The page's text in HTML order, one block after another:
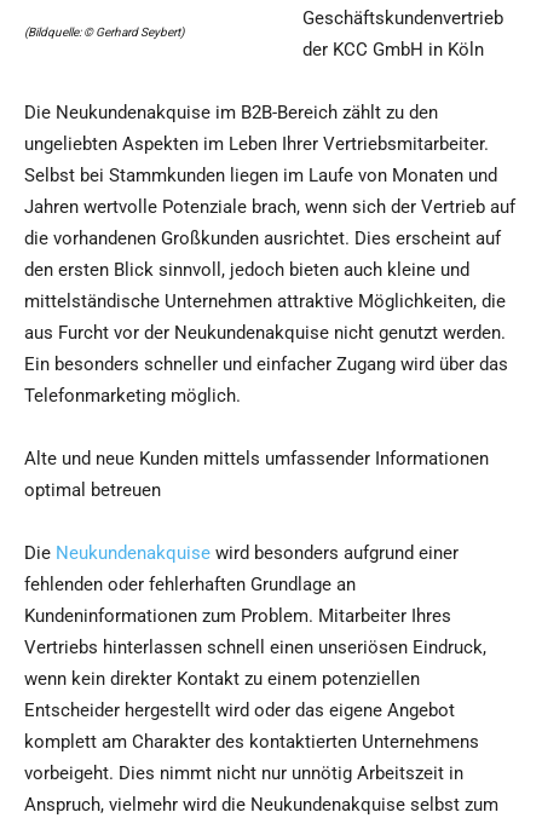
(Bildquelle: © Gerhard Seybert)
Geschäftskundenvertrieb
der KCC GmbH in Köln
Die Neukundenakquise im B2B-Bereich zählt zu den
ungeliebten Aspekten im Leben Ihrer Vertriebsmitarbeiter.
Selbst bei Stammkunden liegen im Laufe von Monaten und
Jahren wertvolle Potenziale brach, wenn sich der Vertrieb auf
die vorhandenen Großkunden ausrichtet. Dies erscheint auf
den ersten Blick sinnvoll, jedoch bieten auch kleine und
mittelständische Unternehmen attraktive Möglichkeiten, die
aus Furcht vor der Neukundenakquise nicht genutzt werden.
Ein besonders schneller und einfacher Zugang wird über das
Telefonmarketing möglich.
Alte und neue Kunden mittels umfassender Informationen
optimal betreuen
Die Neukundenakquise wird besonders aufgrund einer
fehlenden oder fehlerhaften Grundlage an
Kundeninformationen zum Problem. Mitarbeiter Ihres
Vertriebs hinterlassen schnell einen unseriösen Eindruck,
wenn kein direkter Kontakt zu einem potenziellen
Entscheider hergestellt wird oder das eigene Angebot
komplett am Charakter des kontaktierten Unternehmens
vorbeigeht. Dies nimmt nicht nur unnötig Arbeitszeit in
Anspruch, vielmehr wird die Neukundenakquise selbst zum